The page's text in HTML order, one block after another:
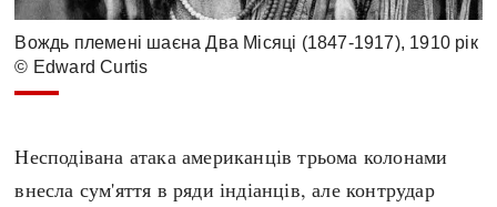
Вождь племені шаєна Два Місяці (1847-1917), 1910 рік
© Edward Curtis
Несподівана атака американців трьома колонами
внесла сум'яття в ряди індіанців, але контрудар